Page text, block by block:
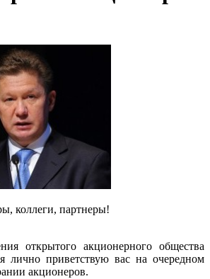
коллеги, партнеры!
открытого акционерного общества
лично приветствую вас на очередном
акционеров.